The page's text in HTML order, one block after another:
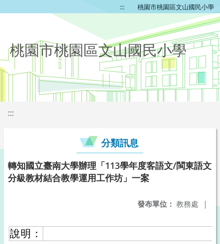
::: 桃園市桃園區文山國民小學
桃園市桃園區文山國民小學
:::
分類訊息
轉知國立臺南大學辦理「113學年度客語文/閩東語文
分級教材結合教學運用工作坊」一案
發布單位： 教務處 |
說明：